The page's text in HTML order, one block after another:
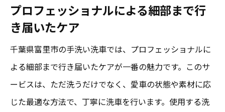
プロが選ぶ手洗い洗車のポイント
地域に根付いた信頼のサービス
顧客満足度を高める工夫とは
手洗い洗車で築かれる長期的な信頼関係
千葉県富里市で安い手洗い洗車を探す方法
リーズナブルな手洗い洗車店の探し方
プロフェッショナルによる細部まで行
き届いたケア
千葉県富里市の手洗い洗車では、プロフェッショナルに
よる細部まで行き届いたケアが一番の魅力です。このサ
ービスは、ただ洗うだけでなく、愛車の状態や素材に応
じた最適な方法で、丁寧に洗車を行います。使用する洗